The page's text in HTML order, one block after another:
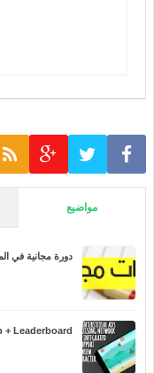
مواضيع
دورة مجانية في
+ Leaderboard